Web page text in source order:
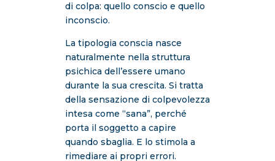
di colpa: quello conscio e quello
inconscio.
La tipologia conscia nasce
naturalmente nella struttura
psichica dell’essere umano
durante la sua crescita. Si tratta
della sensazione di colpevolezza
intesa come “sana”, perché
porta il soggetto a capire
quando sbaglia. E lo stimola a
rimediare ai propri errori.